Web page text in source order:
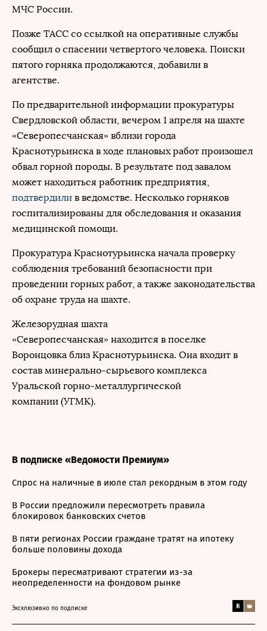
МЧС России.
Позже ТАСС со ссылкой на оперативные службы
сообщил о спасении четвертого человека. Поиски
пятого горняка продолжаются, добавили в
агентстве.
По предварительной информации прокуратуры
Свердловской области, вечером 1 апреля на шахте
«Северопесчанская» вблизи города
Краснотурьинска в ходе плановых работ произошел
обвал горной породы. В результате под завалом
может находиться работник предприятия,
подтвердили в ведомстве. Несколько горняков
госпитализированы для обследования и оказания
медицинской помощи.
Прокуратура Краснотурьинска начала проверку
соблюдения требований безопасности при
проведении горных работ, а также законодательства
об охране труда на шахте.
Железорудная шахта
«Северопесчанская» находится в поселке
Воронцовка близ Краснотурьинска. Она входит в
состав минерально-сырьевого комплекса
Уральской горно-металлургической
компании (УГМК).
В подписке «Ведомости Премиум»
Спрос на наличные в июле стал рекордным в этом году
В России предложили пересмотреть правила
блокировок банковских счетов
В пяти регионах России граждане тратят на ипотеку
больше половины дохода
Брокеры пересматривают стратегии из-за
неопределенности на фондовом рынке
Эксклюзивно по подписке